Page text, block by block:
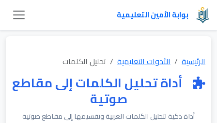
بوابة الأمين التعليمية
الرئيسية الأدوات التعليمية تحليل الكلمات
أداة تحليل الكلمات إلى مقاطع
صوتية
أداة ذكية لتحليل الكلمات العربية وتقسيمها إلى مقاطع صوتية